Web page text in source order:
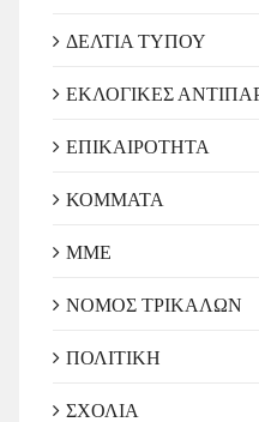
ΔΕΛΤΙΑ ΤΥΠΟΥ
ΕΚΛΟΓΙΚΕΣ
ΕΠΙΚΑΙΡΟΤΗΤΑ
ΚΟΜΜΑΤΑ
ΜΜΕ
ΝΟΜΟΣ ΤΡΙΚΑΛΩΝ
ΠΟΛΙΤΙΚΗ
ΣΧΟΛΙΑ